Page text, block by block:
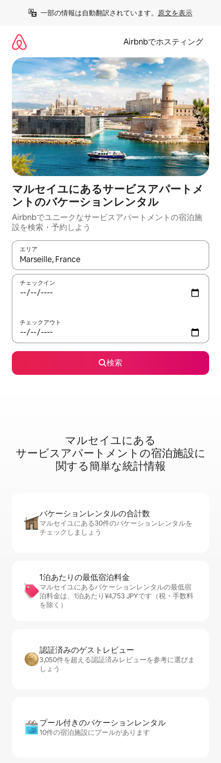
一部の情報は自動翻訳されています。 原文を表示
Airbnbでホスティング
マルセイユにあるサービスアパートメ
ントのバケーションレンタル
Airbnbでユニークなサービスアパートメントの宿泊施
設を検索・予約しよう
エリア
検索結果が表示されたら、上下の矢印キーを使って移動するか
チェックイン
チェックアウト
検索
マルセイユに⁠あ⁠る
サ⁠ー⁠ビ⁠ス⁠ア⁠パ⁠ー⁠ト⁠メ⁠ン⁠ト⁠の宿⁠泊⁠施⁠設⁠に
関⁠す⁠る簡⁠単⁠な統⁠計⁠情⁠報
バケーションレ⁠ン⁠タ⁠ル⁠の合⁠計⁠数
マルセイユにある30件のバケーションレンタルを
チェックしましょう
1泊あたりの最⁠低⁠宿⁠泊⁠料⁠金
マルセイユにあるバケーションレンタルの最低宿
泊料金は、1泊あたり¥4,753 JPYです（税・手数料
を除く）
認証済みのゲ⁠ス⁠ト⁠レ⁠ビ⁠ュ⁠ー
3,050件を超える認証済みレビューを参考に選びま
しょう
プール付きのバ⁠ケ⁠ー⁠シ⁠ョ⁠ンレ⁠ン⁠タ⁠ル
10件の宿泊施設にプールがあります